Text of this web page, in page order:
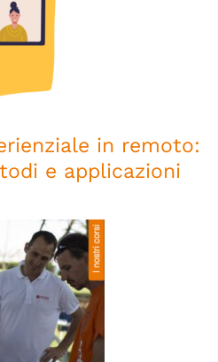
in
metodi e
in remoto:
e applicazioni
fattori
un team